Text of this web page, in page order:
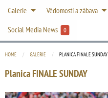
Galerie
Vědomosti a zábava
Social Media News
0
HOME GALERIE CURRENT:
PLANICA FINALE SUNDAY
Planica FINALE SUNDAY